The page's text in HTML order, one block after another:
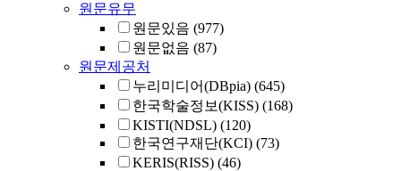
원문유무
원문있음 (977)
원문없음 (87)
원문제공처
누리미디어(DBpia) (645)
한국학술정보(KISS) (168)
KISTI(NDSL) (120)
한국연구재단(KCI) (73)
KERIS(RISS) (46)